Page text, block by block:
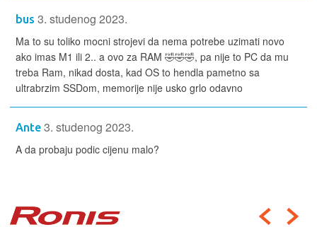
bus 3. studenog 2023.
Ma to su toliko mocni strojevi da nema potrebe uzimati novo
ako imas M1 ili 2.. a ovo za RAM 🤣🤣🤣, pa nije to PC da mu
treba Ram, nikad dosta, kad OS to hendla pametno sa
ultrabrzim SSDom, memorije nije usko grlo odavno
Ante 3. studenog 2023.
A da probaju podic cijenu malo?